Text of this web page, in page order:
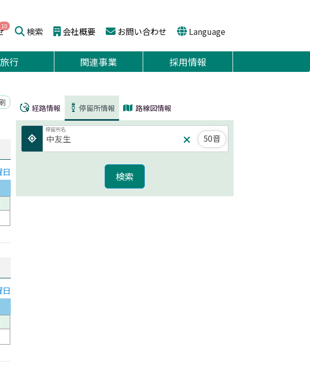
10 検索 会社概要 お問い合わせ Language
旅行 関連事業 採用情報
経路情報 停留所情報 路線図情報
停留所名
50音